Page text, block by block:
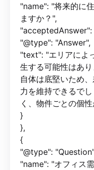
"name": "将来的に
ますか？",
"acceptedAnswer":
"@type": "Answer",
"text": "エリアによ
生する可能性はあ
自体は底堅いため
力を維持できるで
く、物件ごとの個
}
},
{
"@type":
"name": "オフィス